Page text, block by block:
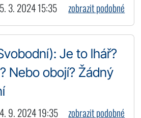
3. 2024 15:35 zobrazit podobné
Je to lhář?
Nebo obojí? Žádný
9. 2024 19:35 zobrazit podobné